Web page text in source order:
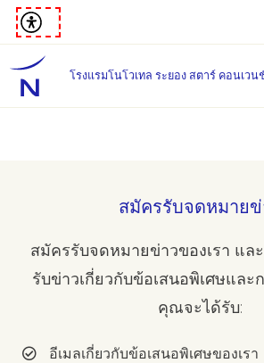
โรงแรมโนโวเทล ระยอง สตาร์ คอนเวน
สมัครรับจดหมายข่
สมัครรับจดหมายข่าวของเรา แล
รับข่าวเกี่ยวกับข้อเสนอพิเศษและ
คุณจะได้รับ:
อีเมลเกี่ยวกับข้อเสนอพิเศษของเรา